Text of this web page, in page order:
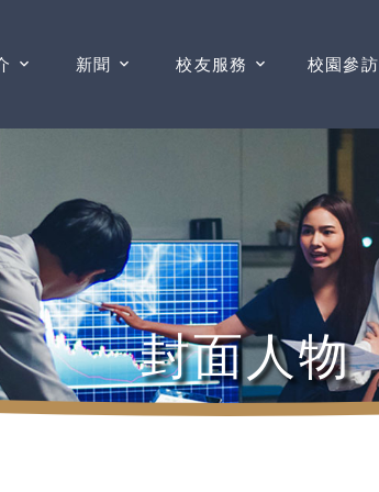
新聞 校友服務 校園參訪
封面人物